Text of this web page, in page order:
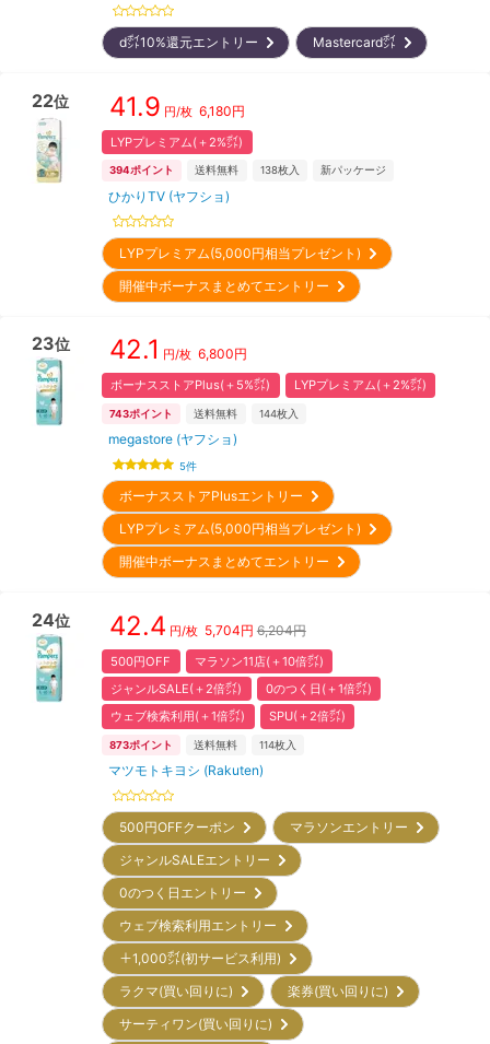
d㌽10%還元エントリー Mastercard㌽
22位 41.9 円/枚 6,180円
LYPプレミアム(＋2%㌽)
394ポイント 送料無料 138枚入 新パッケージ
ひかりTV (ヤフショ)
LYPプレミアム(5,000円相当プレゼント)
開催中ボーナスまとめてエントリー
23位 42.1 円/枚 6,800円
ボーナスストアPlus(＋5%㌽) LYPプレミアム(＋2%㌽)
743ポイント 送料無料 144枚入
megastore (ヤフショ)
5件
ボーナスストアPlusエントリー
LYPプレミアム(5,000円相当プレゼント)
開催中ボーナスまとめてエントリー
24位 42.4 円/枚 5,704円 6,204円
500円OFF
マラソン11店(＋10倍㌽)
ジャンルSALE(＋2倍㌽)
0のつく日(＋1倍㌽)
ウェブ検索利用(＋1倍㌽)
SPU(＋2倍㌽)
873ポイント 送料無料 114枚入
マツモトキヨシ (Rakuten)
500円OFFクーポン
マラソンエントリー
ジャンルSALEエントリー
0のつく日エントリー
ウェブ検索利用エントリー
＋1,000㌽(初サービス利用)
ラクマ(買い回りに)
楽券(買い回りに)
サーティワン(買い回りに)